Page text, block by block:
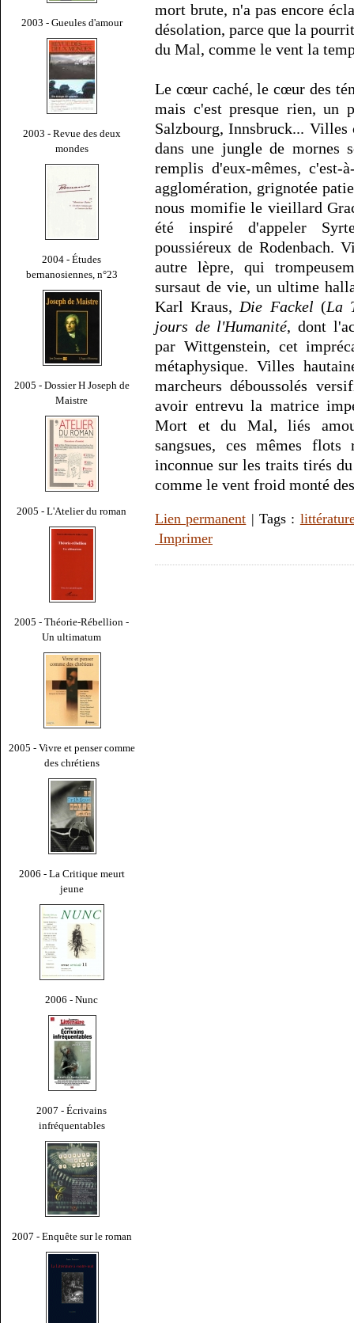
2003 - Gueules d'amour
2003 - Revue des deux
mondes
2004 - Études
bernanosiennes, n°23
2005 - Dossier H Joseph de
Maistre
2005 - L'Atelier du roman
2005 - Théorie-Rébellion -
Un ultimatum
2005 - Vivre et penser comme
des chrétiens
2006 - La Critique meurt
jeune
2006 - Nunc
2007 - Écrivains
infréquentables
2007 - Enquête sur le roman
mort brute, n'a pas encore
désolation, parce que la
du Mal, comme le vent la
Le cœur caché, le cœur des
mais c'est presque rien, un
Salzbourg, Innsbruck...
dans une jungle de mornes
remplis d'eux-mêmes,
agglomération, grignotée
nous momifie le vieillard
été inspiré d'appeler
poussiéreux de Rodenbach.
autre lèpre, qui
sursaut de vie, un ultime
Karl Kraus, Die Fackel (La
jours de l'Humanité, dont
par Wittgenstein, cet
métaphysique. Villes
marcheurs déboussolés
avoir entrevu la matrice
Mort et du Mal, liés
sangsues, ces mêmes
inconnue sur les traits tirés
comme le vent froid monté
Lien permanent | Tags :
Imprimer